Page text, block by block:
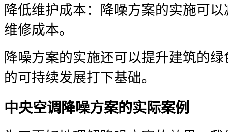
降低维护成本：降噪方案的实施可
维修成本。
降噪方案的实施还可以提升建筑的
的可持续发展打下基础。
中央空调降噪方案的实际案例